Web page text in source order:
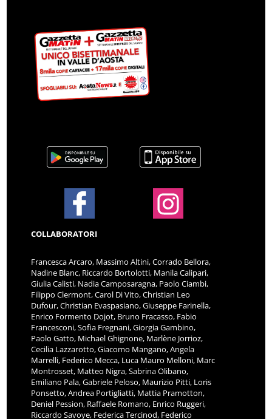
COLLABORATORI
Francesca Arcaro, Massimo Altini, Corrado Bellora,
Nadine Blanc, Riccardo Bortolotti, Manila Calipari,
Giulia Calisti, Nadia Camposaragna, Paolo Ciambi,
Filippo Clermont, Carol Di Vito, Christian Leo
Dufour, Christian Evaspasiano, Giuseppe Farinella,
Enrico Formento Dojot, Bruno Fracasso, Fabio
Francesconi, Sofia Fregnani, Giorgia Gambino,
Paolo Gatto, Michael Ghignone, Marlène Jorrioz,
Cecilia Lazzarotto, Giacomo Mangano, Angela
Marrelli, Federico Mecca, Luca Mauro Melloni, Marc
Montrosset, Matteo Nigra, Sabrina Olibano,
Emiliano Pala, Gabriele Peloso, Maurizio Pitti, Loris
Ponsetto, Andrea Portigliatti, Mattia Pramotton,
Deniel Pession, Raffaele Romano, Enrico Ruggeri,
Riccardo Savoye, Federica Tercinod, Federico